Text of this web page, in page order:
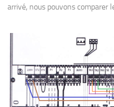
arrivé, nous pouvons comparer